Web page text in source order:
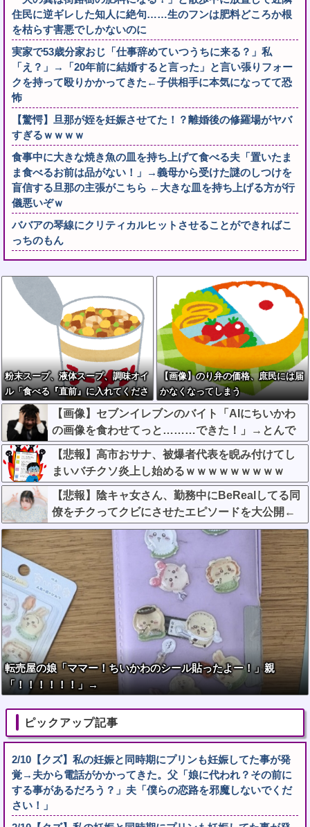
住民に逆ギレした知人に絶句……生のフンは肥料どころか根
を枯らす害悪でしかないのに
実家で53歳分家おじ「仕事辞めていつうちに来る？」私
「え？」→「20年前に結婚すると言った」と言い張りフォー
クを持って殴りかかってきた←子供相手に本気になってて恐
怖
【驚愕】旦那が姪を妊娠させてた！？離婚後の修羅場がヤバ
すぎるｗｗｗｗ
食事中に大きな焼き魚の皿を持ち上げて食べる夫「置いたま
ま食べるお前は品がない！」→義母から受けた謎のしつけを
盲信する旦那の主張がこちら ←大きな皿を持ち上げる方が行
儀悪いぞｗ
ババアの琴線にクリティカルヒットさせることができればこ
っちのもん
粉末スープ、液体スープ、調味オイ
ル「食べる『直前』に入れてくださ
い！！」
【画像】のり弁の価格、庶民には届
かなくなってしまう
【画像】セブンイレブンのバイト「AIにちいかわ
の画像を食わせてっと………できた！」→とんで
もないものが出来上がってしまうw w w w w
【悲報】高市おサナ、被爆者代表を睨み付けてし
まいバチクソ炎上し始めるｗｗｗｗｗｗｗｗｗ
【悲報】陰キャ女さん、勤務中にBeRealしてる同
僚をチクってクビにさせたエピソードを大公開←
これガチだと思う？？？？？
転売屋の娘「ママー！ちいかわのシール貼ったよー！」親
「！！！！！！」→
ピックアップ記事
2/10【クズ】私の妊娠と同時期にプリンも妊娠してた事が発
覚→夫から電話がかかってきた。父「娘に代われ？その前に
する事があるだろう？」夫「僕らの恋路を邪魔しないでくだ
さい！」